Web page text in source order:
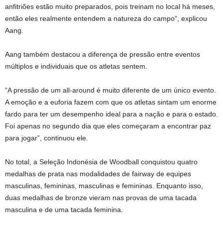
anfitriões estão muito preparados, pois treinam no local há meses,
então eles realmente entendem a natureza do campo”, explicou
Aang.
Aang também destacou a diferença de pressão entre eventos
múltiplos e individuais que os atletas sentem.
“A pressão de um all-around é muito diferente de um único evento.
A emoção e a euforia fazem com que os atletas sintam um enorme
fardo para ter um desempenho ideal para a nação e para o estado.
Foi apenas no segundo dia que eles começaram a encontrar paz
para jogar”, continuou ele.
No total, a Seleção Indonésia de Woodball conquistou quatro
medalhas de prata nas modalidades de fairway de equipes
masculinas, femininas, masculinas e femininas. Enquanto isso,
duas medalhas de bronze vieram nas provas de uma tacada
masculina e de uma tacada feminina.